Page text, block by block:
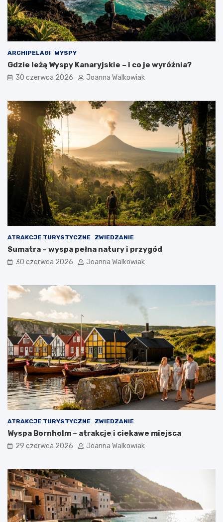
ARCHIPELAGI WYSPY
Gdzie leżą Wyspy Kanaryjskie – i co je wyróżnia?
30 czerwca 2026 Joanna Walkowiak
ATRAKCJE TURYSTYCZNE ZWIEDZANIE
Sumatra – wyspa pełna natury i przygód
30 czerwca 2026 Joanna Walkowiak
ATRAKCJE TURYSTYCZNE ZWIEDZANIE
Wyspa Bornholm – atrakcje i ciekawe miejsca
29 czerwca 2026 Joanna Walkowiak